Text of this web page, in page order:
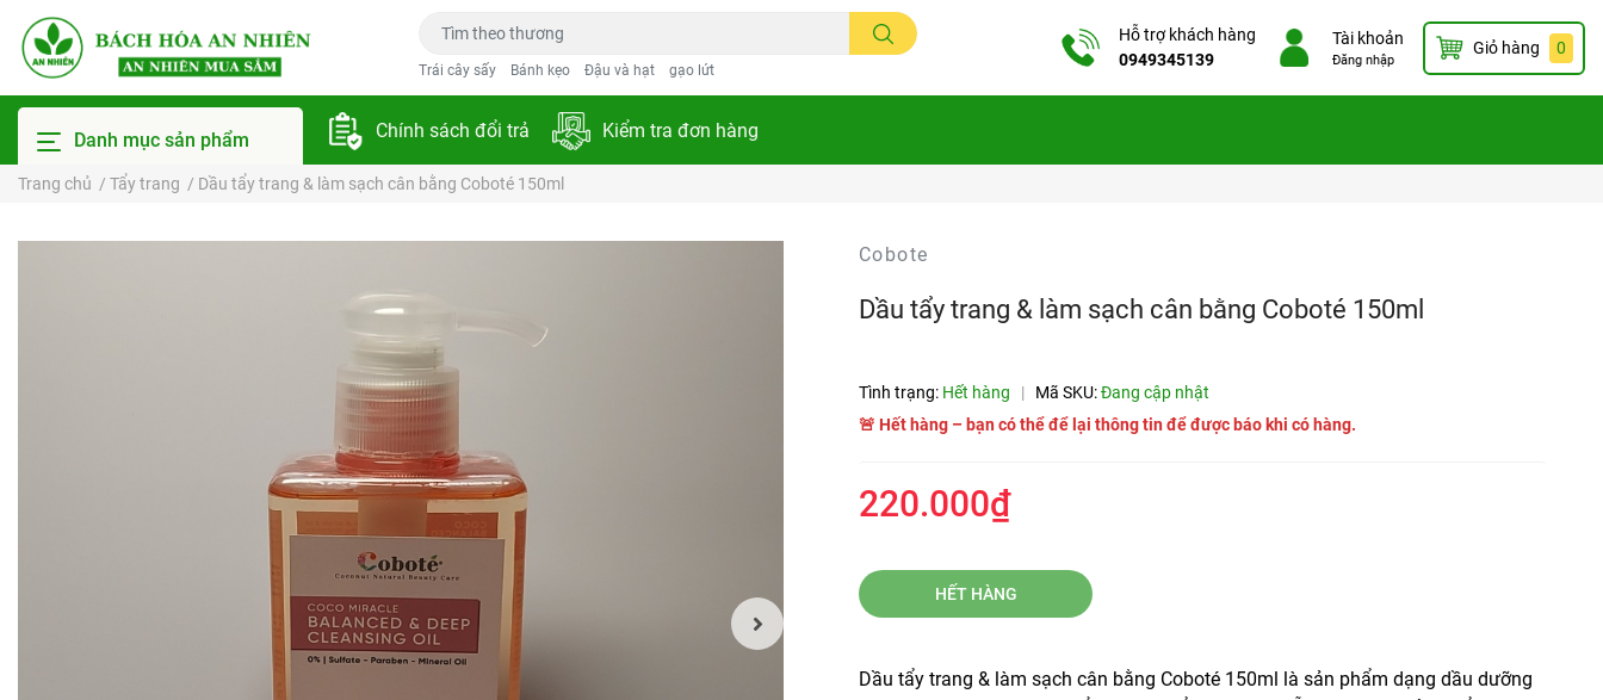
Trái cây sấy Bánh kẹo Đậu và hạt gạo lứt
Hỗ trợ khách hàng
0949345139
Tài khoản
Đăng nhập
Giỏ hàng 0
Danh mục sản phẩm Chính sách đổi trả Kiểm tra đơn hàng
Trang chủ / Tẩy trang / Dầu tẩy trang & làm sạch cân bằng Coboté 150ml
Cobote
Dầu tẩy trang & làm sạch cân bằng Coboté 150ml
Tình trạng: Hết hàng | Mã SKU:Đang cập nhật
🚨 Hết hàng – bạn có thể để lại thông tin để được báo khi có hàng.
220.000₫
HẾT HÀNG
Dầu tẩy trang & làm sạch cân bằng Coboté 150ml là sản phẩm dạng dầu dưỡng